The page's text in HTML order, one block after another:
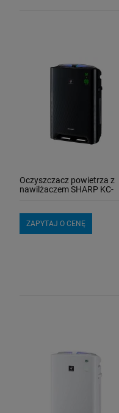
Wkład do filtra
wymienny
Oczyszczacz powietrza z
nawilżaczem SHARP KC-
ZAPYTAJ O CENĘ